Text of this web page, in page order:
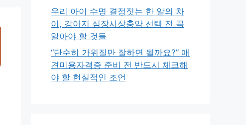
우리 아이 수명 결정짓는 한 알의 차
이, 강아지 심장사상충약 선택 전 꼭
알아야 할 것들
“단순히 가위질만 잘하면 될까요?” 애
견미용자격증 준비 전 반드시 체크해
야 할 현실적인 조언